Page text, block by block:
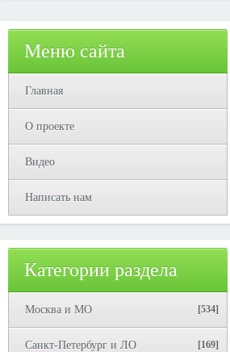
Меню сайта
Главная
О проекте
Видео
Написать нам
Категории раздела
Москва и МО [534]
Санкт-Петербург и ЛО [169]